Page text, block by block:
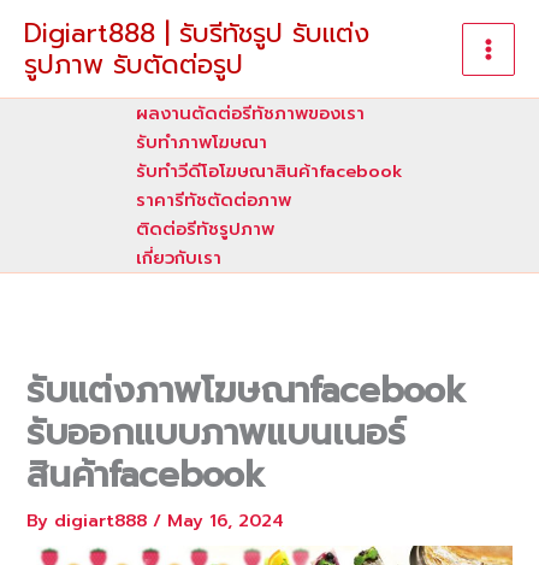
content
Digiart888 | รับรีทัชรูป รับแต่ง
รูปภาพ รับตัดต่อรูป
ผลงานตัดต่อรีทัชภาพของเรา
รับทําภาพโฆษณา
รับทำวีดีโอโฆษณาสินค้าfacebook
ราคารีทัชตัดต่อภาพ
ติดต่อรีทัชรูปภาพ
เกี่ยวกับเรา
รับแต่งภาพโฆษณาfacebook
รับออกแบบภาพแบนเนอร์
สินค้าfacebook
By digiart888/ May 16, 2024